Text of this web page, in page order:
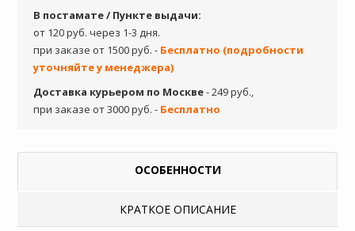
В постамате / Пункте выдачи:
от 120 руб. через 1-3 дня.
при заказе от 1500 руб. - Бесплатно (подробности
уточняйте у менеджера)
Доставка курьером по Москве- 249 руб.,
при заказе от 3000 руб. - Бесплатно
ОСОБЕННОСТИ
КРАТКОЕ ОПИСАНИЕ